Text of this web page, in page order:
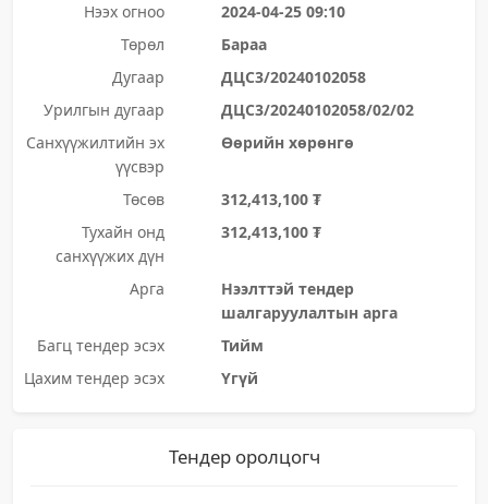
Нээх огноо
2024-04-25 09:10
Төрөл
Бараа
Дугаар
ДЦС3/20240102058
Урилгын дугаар
ДЦС3/20240102058/02/02
Санхүүжилтийн эх
үүсвэр
Өөрийн хөрөнгө
Төсөв
312,413,100 ₮
Тухайн онд
санхүүжих дүн
312,413,100 ₮
Арга
Нээлттэй тендер
шалгаруулалтын арга
Багц тендер эсэх
Тийм
Цахим тендер эсэх
Үгүй
Тендер оролцогч